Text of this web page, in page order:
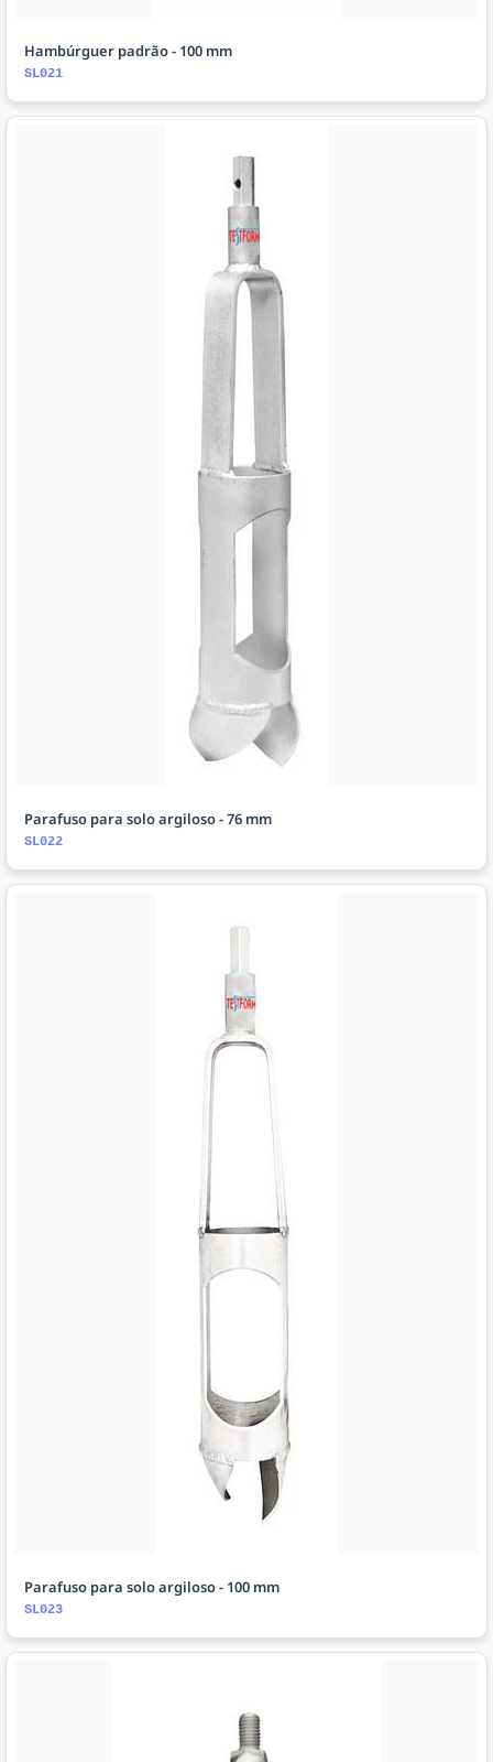
Hambúrguer padrão - 100 mm
SL021
Parafuso para solo argiloso - 76 mm
SL022
Parafuso para solo argiloso - 100 mm
SL023